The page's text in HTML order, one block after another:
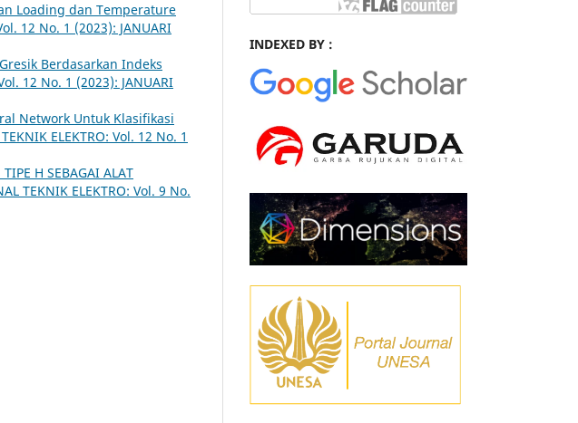
Loading dan Temperature
12 No. 1 (2023): JANUARI
Berdasarkan Indeks
12 No. 1 (2023): JANUARI
Network Untuk Klasifikasi
TEKNIK ELEKTRO: Vol. 12 No. 1
H SEBAGAI ALAT
TEKNIK ELEKTRO: Vol. 9 No.
INDEXED BY :